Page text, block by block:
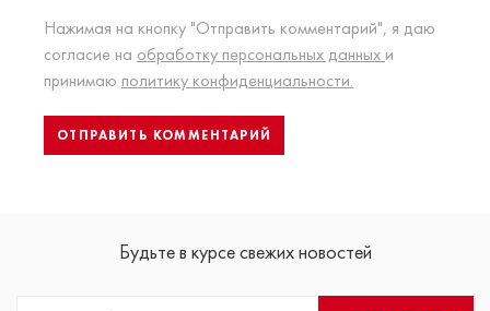
Нажимая на кнопку "Отправить комментарий", я даю
согласие на обработку персональных данных и
принимаю политику конфиденциальности.
Будьте в курсе свежих новостей